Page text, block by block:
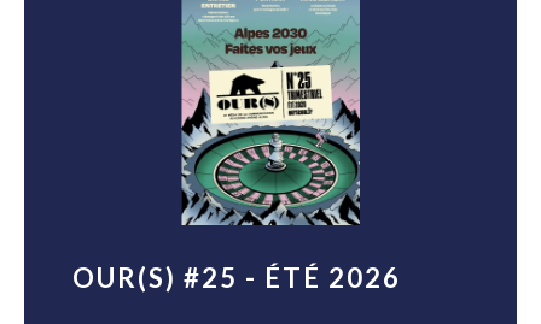
OUR(S) #25 - ÉTÉ 2026